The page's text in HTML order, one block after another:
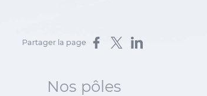
Partager la page Partager sur Facebook
Partager sur X
Partager sur LinkedIn
Nos pôles